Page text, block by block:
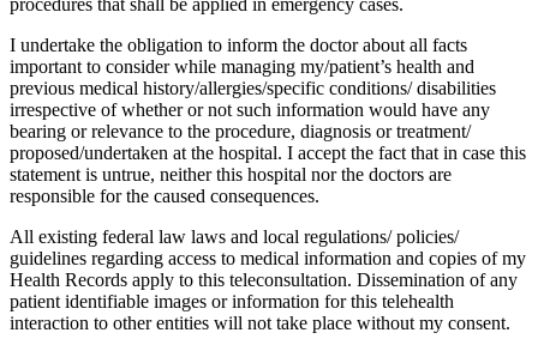
I undertake the obligation to inform the doctor about all facts
important to consider while managing my/patient’s health and
previous medical history/allergies/specific conditions/ disabilities
irrespective of whether or not such information would have any
bearing or relevance to the procedure, diagnosis or treatment/
proposed/undertaken at the hospital. I accept the fact that in case this
statement is untrue, neither this hospital nor the doctors are
responsible for the caused consequences.
All existing federal law laws and local regulations/ policies/
guidelines regarding access to medical information and copies of my
Health Records apply to this teleconsultation. Dissemination of any
patient identifiable images or information for this telehealth
interaction to other entities will not take place without my consent.